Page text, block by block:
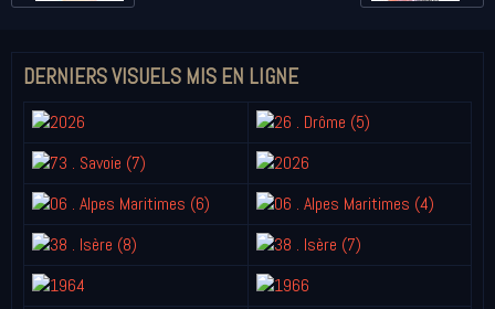
DERNIERS VISUELS MIS EN LIGNE